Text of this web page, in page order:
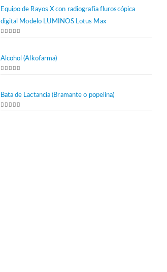
Equipo de Rayos X con radiografia fluroscópica
digital Modelo LUMINOS Lotus Max
Alcohol (Alkofarma)
Bata de Lactancia (Bramante o popelina)